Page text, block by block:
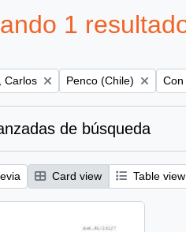
1
Carlos Remove filter:
Penco (Chile) Con
de búsqueda
Card view Table view